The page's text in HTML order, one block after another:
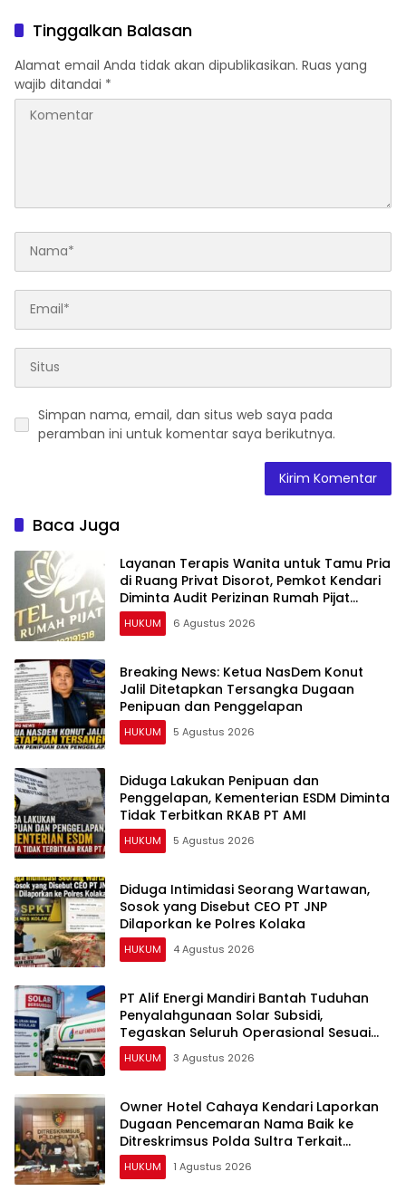
Operasional Sesuai
Regulasi
Tinggalkan Balasan
Alamat email Anda tidak akan dipublikasikan. Ruas yang
wajib ditandai *
Simpan nama, email, dan situs web saya pada
peramban ini untuk komentar saya berikutnya.
Baca Juga
Layanan Terapis Wanita untuk Tamu Pria
di Ruang Privat Disorot, Pemkot Kendari
Diminta Audit Perizinan Rumah Pijat
Utami
HUKUM 6 Agustus 2026
Breaking News: Ketua NasDem Konut
Jalil Ditetapkan Tersangka Dugaan
Penipuan dan Penggelapan
HUKUM 5 Agustus 2026
Diduga Lakukan Penipuan dan
Penggelapan, Kementerian ESDM Diminta
Tidak Terbitkan RKAB PT AMI
HUKUM 5 Agustus 2026
Diduga Intimidasi Seorang Wartawan,
Sosok yang Disebut CEO PT JNP
Dilaporkan ke Polres Kolaka
HUKUM 4 Agustus 2026
PT Alif Energi Mandiri Bantah Tuduhan
Penyalahgunaan Solar Subsidi,
Tegaskan Seluruh Operasional Sesuai
Regulasi
HUKUM 3 Agustus 2026
Owner Hotel Cahaya Kendari Laporkan
Dugaan Pencemaran Nama Baik ke
Ditreskrimsus Polda Sultra Terkait
Tuduhan Penganiayaan
HUKUM 1 Agustus 2026